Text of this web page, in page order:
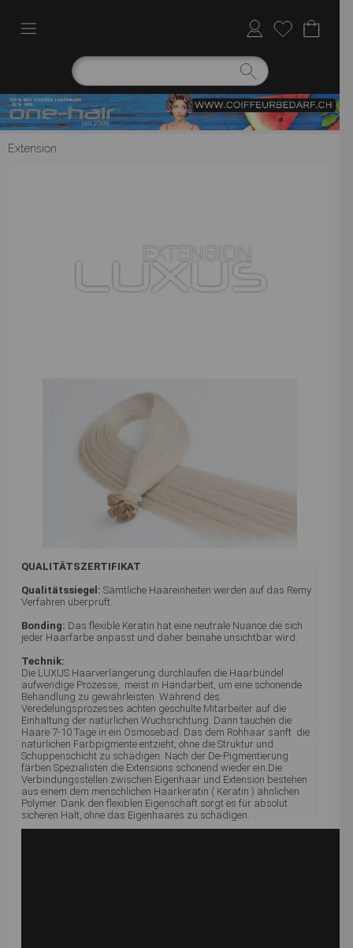
Extension
QUALITÄTSZERTIFIKAT
Qualitätssiegel: Sämtliche Haareinheiten werden auf das Remy
Verfahren überprüft.
Bonding: Das flexible Keratin hat eine neutrale Nuance die sich
jeder Haarfarbe anpasst und daher beinahe unsichtbar wird.
Technik:
Die LUXUS Haarverlängerung durchlaufen die Haarbündel
aufwendige Prozesse, meist in Handarbeit, um eine schonende
Behandlung zu gewährleisten. Während des
Veredelungsprozesses achten geschulte Mitarbeiter auf die
Einhaltung der natürlichen Wuchsrichtung. Dann tauchen die
Haare 7-10 Tage in ein Osmosebad. Das dem Rohhaar sanft die
natürlichen Farbpigmente entzieht, ohne die Struktur und
Schuppenschicht zu schädigen. Nach der De-Pigmentierung
färben Spezialisten die Extensions schonend wieder ein.Die
Verbindungsstellen zwischen Eigenhaar und Extension bestehen
aus einem dem menschlichen Haarkeratin ( Keratin ) ähnlichen
Polymer. Dank den flexiblen Eigenschaft sorgt es für absolut
sicheren Halt, ohne das Eigenhaares zu schädigen.